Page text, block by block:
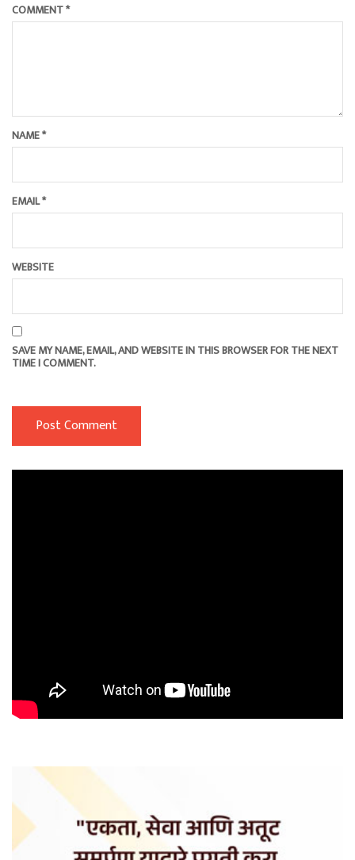
COMMENT*
NAME*
EMAIL*
WEBSITE
SAVE MY NAME, EMAIL, AND WEBSITE IN THIS BROWSER FOR THE NEXT
TIME I COMMENT.